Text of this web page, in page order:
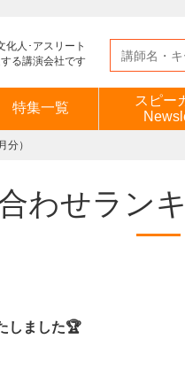
化人･アスリート
る講演会社です
特集一覧
スピー
分）
わせラン
しました🏆